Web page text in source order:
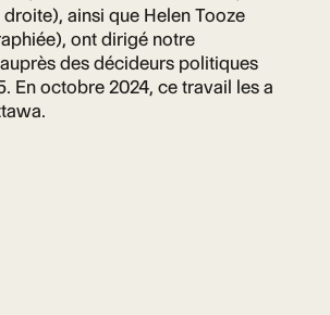
ainsi que Helen Tooze
ont dirigé notre
des décideurs politiques
En octobre 2024, ce travail les a